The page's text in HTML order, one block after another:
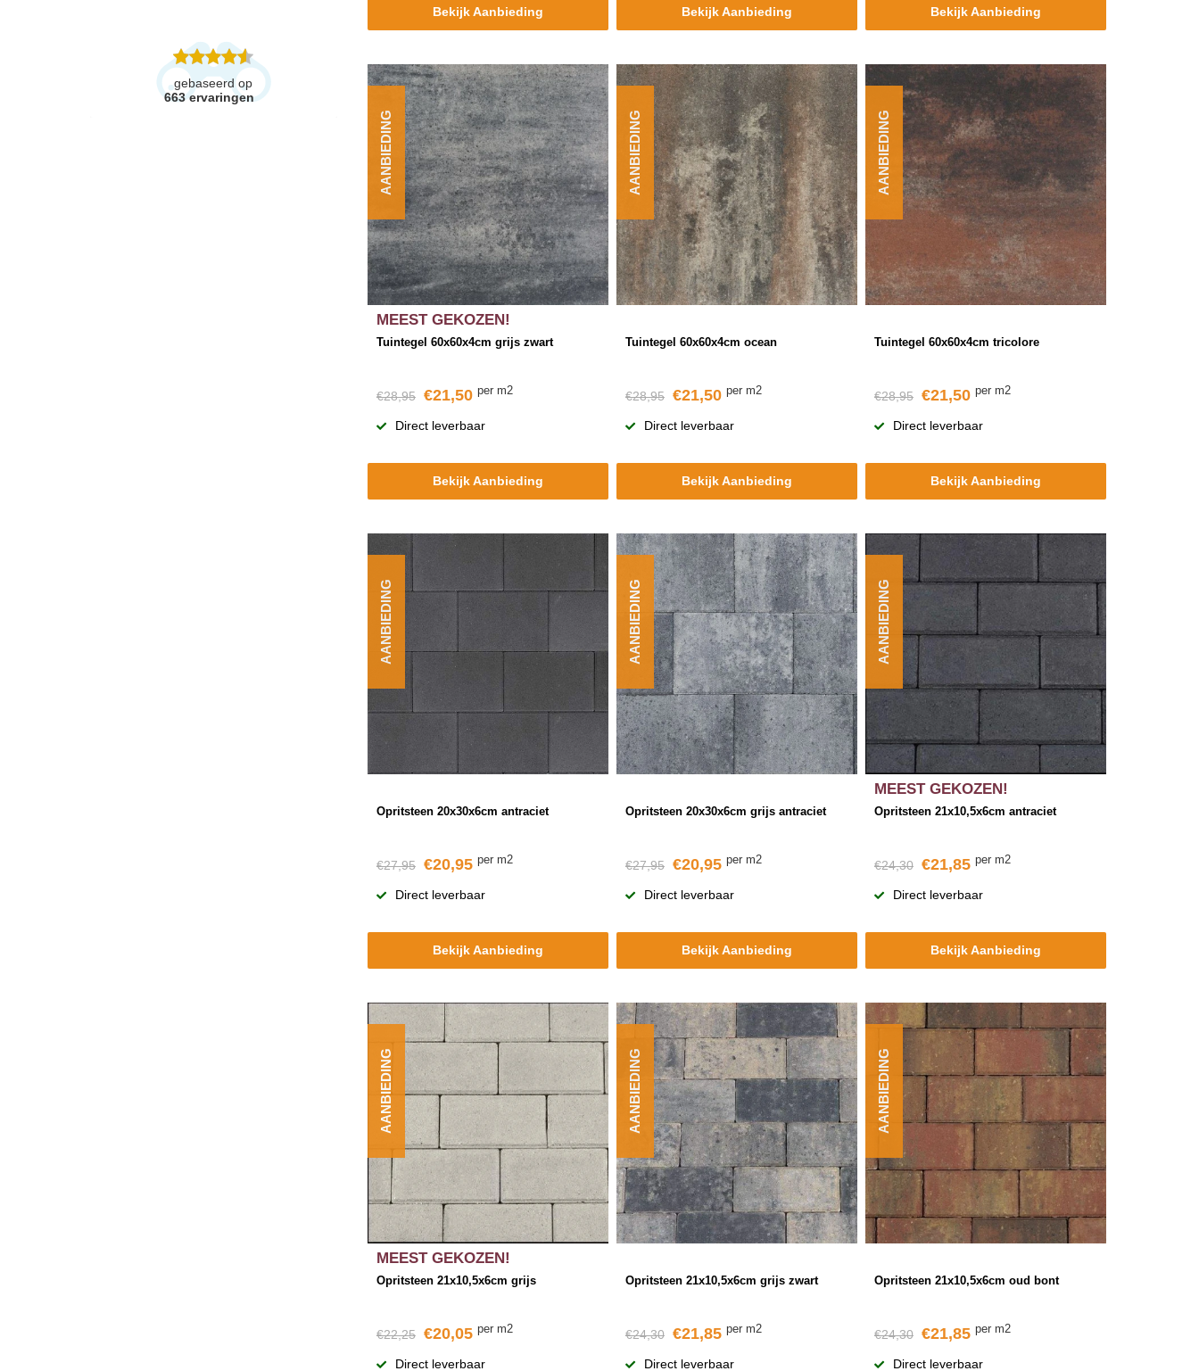
gebaseerd op
663 ervaringen
Bekijk Aanbieding Bekijk Aanbieding Bekijk Aanbieding
MEEST GEKOZEN!
Tuintegel 60x60x4cm grijs zwart
€28,95 €21,50 per m2
Direct leverbaar
AANBIEDING
Bekijk Aanbieding
Tuintegel 60x60x4cm ocean
€28,95 €21,50 per m2
Direct leverbaar
AANBIEDING
Bekijk Aanbieding
Tuintegel 60x60x4cm tricolore
€28,95 €21,50 per m2
Direct leverbaar
AANBIEDING
Bekijk Aanbieding
Opritsteen 20x30x6cm antraciet
€27,95 €20,95 per m2
Direct leverbaar
AANBIEDING
Bekijk Aanbieding
Opritsteen 20x30x6cm grijs antraciet
€27,95 €20,95 per m2
Direct leverbaar
AANBIEDING
Bekijk Aanbieding
MEEST GEKOZEN!
Opritsteen 21x10,5x6cm antraciet
€24,30 €21,85 per m2
Direct leverbaar
AANBIEDING
Bekijk Aanbieding
MEEST GEKOZEN!
Opritsteen 21x10,5x6cm grijs
€22,25 €20,05 per m2
Direct leverbaar
AANBIEDING
Opritsteen 21x10,5x6cm grijs zwart
€24,30 €21,85 per m2
Direct leverbaar
AANBIEDING
Opritsteen 21x10,5x6cm oud bont
€24,30 €21,85 per m2
Direct leverbaar
AANBIEDING